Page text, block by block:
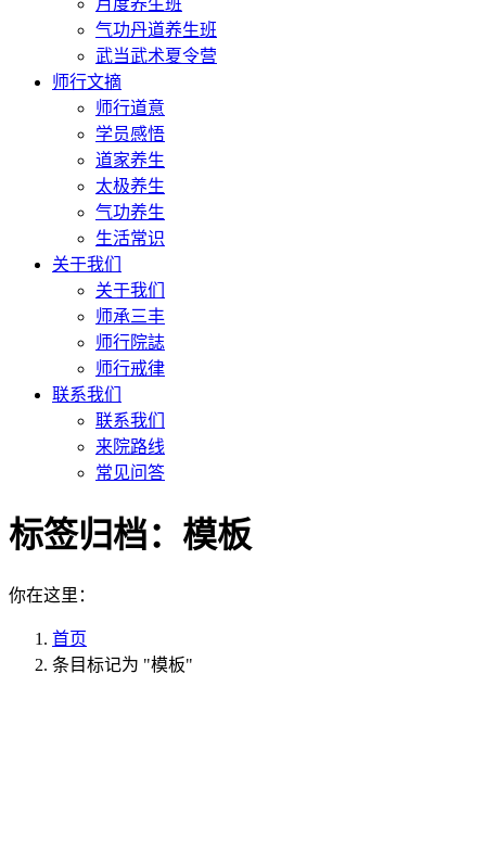
月度养生班
气功丹道养生班
武当武术夏令营
师行文摘
师行道意
学员感悟
道家养生
太极养生
气功养生
生活常识
关于我们
关于我们
师承三丰
师行院誌
师行戒律
联系我们
联系我们
来院路线
常见问答
标签归档： 模板
你在这里：
首页
条目标记为 "模板"